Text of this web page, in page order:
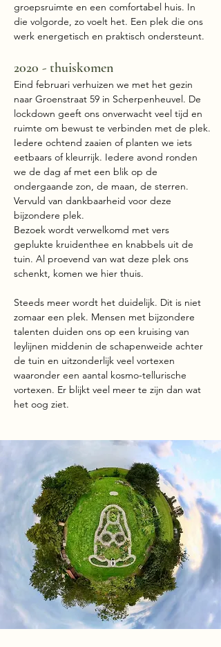
groepsruimte en een comfortabel huis. In
die volgorde, zo voelt het. Een plek die ons
werk energetisch en praktisch ondersteunt.
2020 - thuiskomen
Eind februari verhuizen we met het gezin
naar Groenstraat 59 in Scherpenheuvel. De
lockdown geeft ons onverwacht veel tijd en
ruimte om bewust te verbinden met de plek.
Iedere ochtend zaaien of planten we iets
eetbaars of kleurrijk. Iedere avond ronden
we de dag af met een blik op de
ondergaande zon, de maan, de sterren.
Vervuld van dankbaarheid voor deze
bijzondere plek.
Bezoek wordt verwelkomd met vers
geplukte kruidenthee en knabbels uit de
tuin. Al proevend van wat deze plek ons
schenkt, komen we hier thuis.
Steeds meer wordt het duidelijk. Dit is niet
zomaar een plek. Mensen met bijzondere
talenten duiden ons op een kruising van
leylijnen middenin de schapenweide achter
de tuin en uitzonderlijk veel vortexen
waaronder een aantal kosmo-tellurische
vortexen. Er blijkt veel meer te zijn dan wat
het oog ziet.